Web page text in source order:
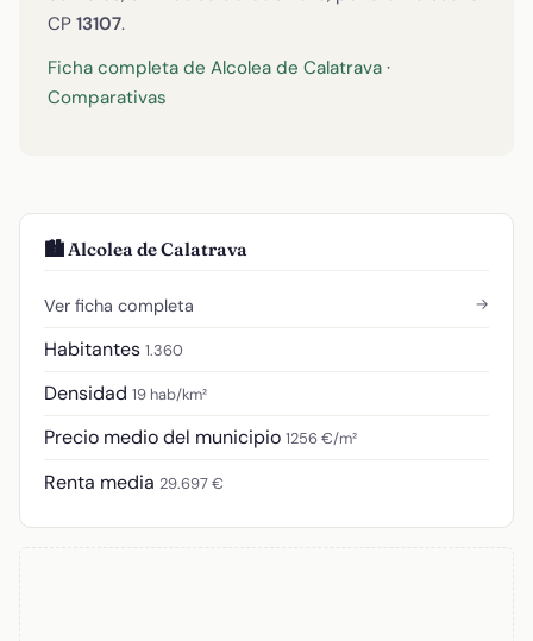
CP 13107.
Ficha completa de Alcolea de Calatrava ·
Comparativas
🏙️ Alcolea de Calatrava
Ver ficha completa →
Habitantes 1.360
Densidad 19 hab/km²
Precio medio del municipio 1256 €/m²
Renta media 29.697 €